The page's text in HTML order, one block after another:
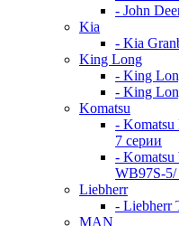
- John
Kia
- Kia
King Long
- King
- King
Komatsu
- Komatsu
7 серии
-
WB97S-5/
Liebherr
- Liebherr
MAN